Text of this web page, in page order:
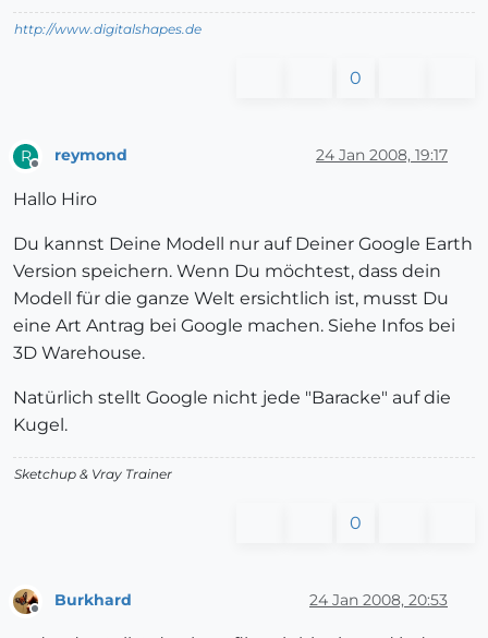
http://www.digitalshapes.de
0
R reymond 24 Jan 2008, 19:17
Hallo Hiro
Du kannst Deine Modell nur auf Deiner Google Earth
Version speichern. Wenn Du möchtest, dass dein
Modell für die ganze Welt ersichtlich ist, musst Du
eine Art Antrag bei Google machen. Siehe Infos bei
3D Warehouse.
Natürlich stellt Google nicht jede "Baracke" auf die
Kugel.
Sketchup & Vray Trainer
0
Burkhard 24 Jan 2008, 20:53